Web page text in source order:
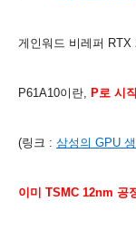
게인워드 비레퍼 RTX
P61A10이란, P로 시
(링크 : 삼성의 GPU
이미 TSMC 12nm 공